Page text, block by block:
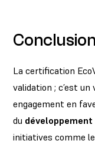
Conclusion
La certification
validation ; c’est
engagement en
du
initiatives comme